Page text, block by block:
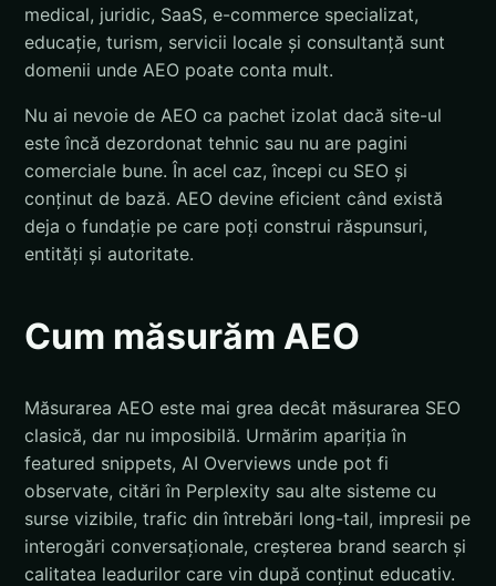
medical, juridic, SaaS, e-commerce specializat,
educație, turism, servicii locale și consultanță sunt
domenii unde AEO poate conta mult.
Nu ai nevoie de AEO ca pachet izolat dacă site-ul
este încă dezordonat tehnic sau nu are pagini
comerciale bune. În acel caz, începi cu SEO și
conținut de bază. AEO devine eficient când există
deja o fundație pe care poți construi răspunsuri,
entități și autoritate.
Cum măsurăm AEO
Măsurarea AEO este mai grea decât măsurarea SEO
clasică, dar nu imposibilă. Urmărim apariția în
featured snippets, AI Overviews unde pot fi
observate, citări în Perplexity sau alte sisteme cu
surse vizibile, trafic din întrebări long-tail, impresii pe
interogări conversaționale, creșterea brand search și
calitatea leadurilor care vin după conținut educativ.